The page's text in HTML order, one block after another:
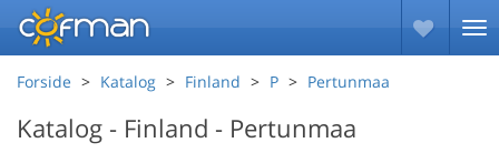
Forside Katalog Finland P Pertunmaa
Katalog - Finland - Pertunmaa